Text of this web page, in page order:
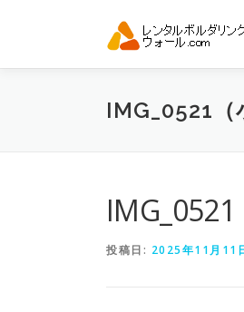
ン
IMG_0521（
IMG_0521
投稿日: 2025年11月11